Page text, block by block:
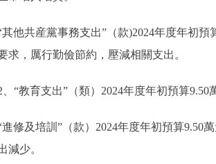
其他共産黨事務支出”（款)2024年度年初
求，厲行勤儉節約，壓減相關支出。
、“教育支出”（類）2024年度年初預算
進修及培訓”（款）2024年度年初預算9.50
減少。